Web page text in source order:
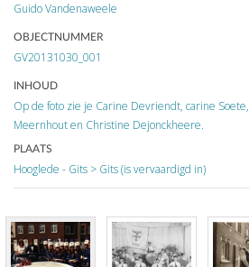
Guido Vandenaweele
OBJECTNUMMER
GV20131030_001
INHOUD
Op de foto zie je Carine Devriendt, carine Soete,
Meernhouten Christine Dejonckheere.
PLAATS
Hooglede - Gits > Gits(is vervaardigd in)